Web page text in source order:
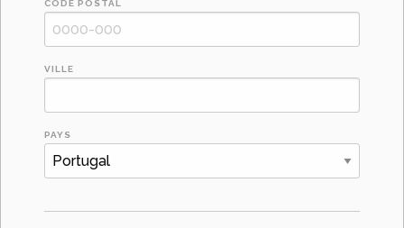
CODE POSTAL
VILLE
PAYS